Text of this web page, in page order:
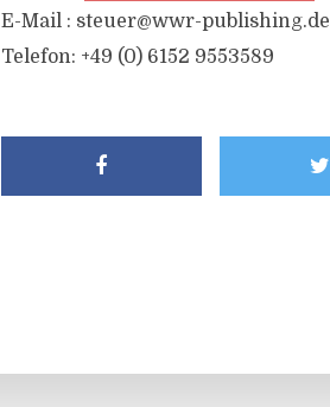
E-Mail : steuer@wwr-publishing.de
Telefon: +49 (0) 6152 9553589